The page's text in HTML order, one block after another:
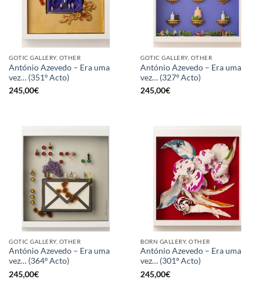
GOTIC GALLERY, OTHER
António Azevedo – Era uma
vez… (351º Acto)
245,00€
GOTIC GALLERY, OTHER
António Azevedo – Era uma
vez… (327º Acto)
245,00€
GOTIC GALLERY, OTHER
António Azevedo – Era uma
vez… (364º Acto)
245,00€
BORN GALLERY, OTHER
António Azevedo – Era uma
vez… (301º Acto)
245,00€